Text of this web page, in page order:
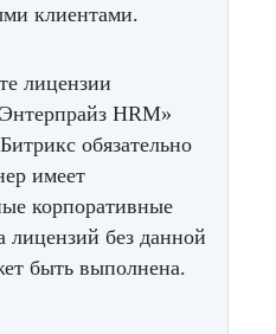
клиентами.
лицензии
HRM»
обязательно
имеет
корпоративные
лицензий без данной
быть выполнена.